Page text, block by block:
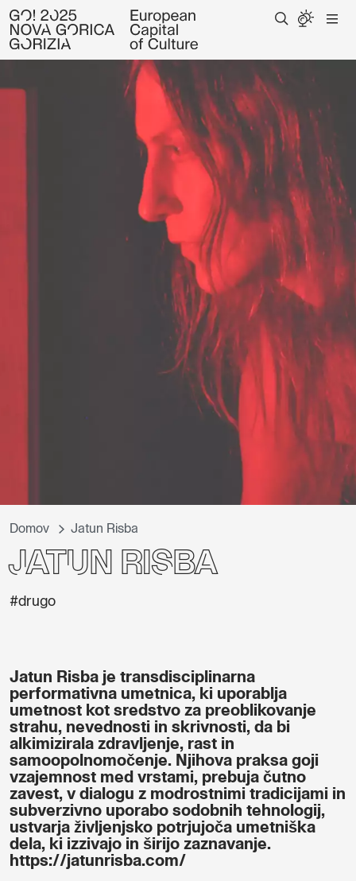
Domov Jatun Risba
Jatun Risba
#drugo
Jatun Risba je transdisciplinarna
performativna umetnica, ki uporablja
umetnost kot sredstvo za preoblikovanje
strahu, nevednosti in skrivnosti, da bi
alkimizirala zdravljenje, rast in
samoopolnomočenje. Njihova praksa goji
vzajemnost med vrstami, prebuja čutno
zavest, v dialogu z modrostnimi tradicijami in
subverzivno uporabo sodobnih tehnologij,
ustvarja življenjsko potrjujoča umetniška
dela, ki izzivajo in širijo zaznavanje.
https://jatunrisba.com/